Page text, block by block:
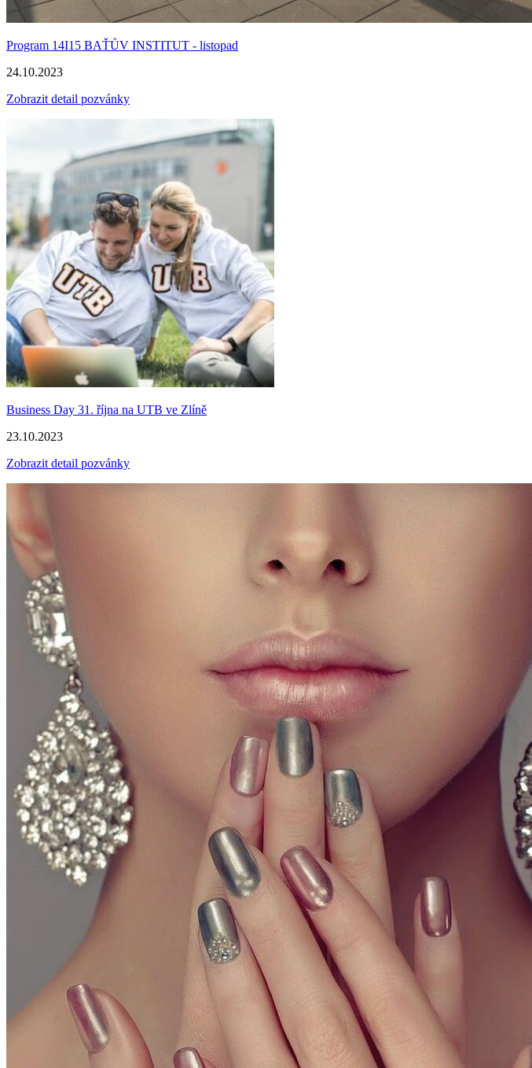
Program 14I15 BAŤŮV INSTITUT - listopad
24.10.2023
Zobrazit detail pozvánky
Business Day 31. října na UTB ve Zlíně
23.10.2023
Zobrazit detail pozvánky